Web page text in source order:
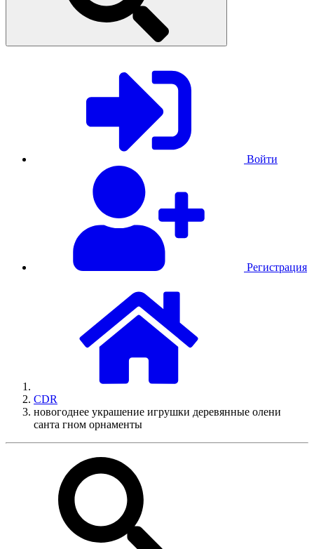
Войти
Регистрация
CDR
новогоднее украшение игрушки деревянные олени
санта гном орнаменты